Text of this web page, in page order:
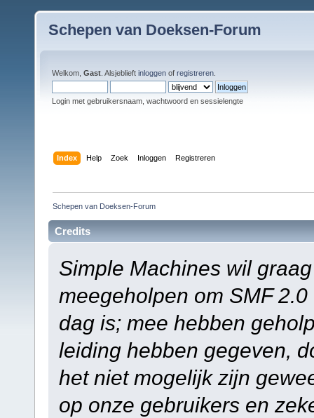
Schepen van Doeksen-Forum
Welkom, Gast . Alsjeblieft inloggen of registreren
Login met gebruikersnaam, wachtwoord en sessielengte
Index Help Zoek Inloggen Registreren
Schepen van Doeksen-Forum
Credits
Simple Machines wil
meegeholpen om SMF
dag is; mee hebben
leiding hebben gegeven,
het niet mogelijk zijn
op onze gebruikers en